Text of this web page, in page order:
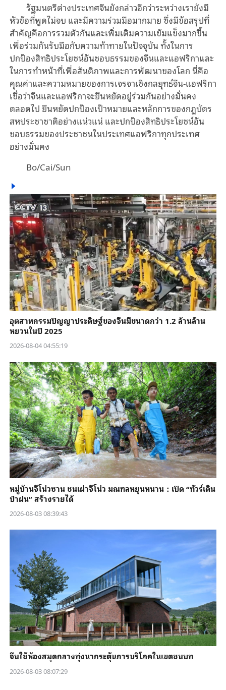
รัฐมนตรีต่างประเทศจีนยังกล่าวอีกว่าระหว่างเรายังมี
หัวข้อที่พูดไม่จบ และมีความร่วมมือมากมาย ซึ่งมีข้อสรุปที่
สำคัญคือการรวมตัวกันและเพิ่มเติมความเข้มแข็งมากขึ้น
เพื่อร่วมกันรับมือกับความท้าทายในปัจจุบัน ทั้งในการ
ปกป้องสิทธิประโยชน์อันชอบธรรมของจีนและแอฟริกาและ
ในการทำหน้าที่เพื่อสันติภาพและการพัฒนาของโลก นี่คือ
คุณค่าและความหมายของการเจรจาเชิงกลยุทธ์จีน-แอฟริกา
เชื่อว่าจีนและแอฟริกาจะยืนหยัดอยู่ร่วมกันอย่างมั่นคง
ตลอดไป ยืนหยัดปกป้องเป้าหมายและหลักการของกฎบัตร
สหประชาชาติอย่างแน่วแน่ และปกป้องสิทธิประโยชน์อัน
ชอบธรรมของประชาชนในประเทศแอฟริกาทุกประเทศ
อย่างมั่นคง
Bo/Cai/Sun
อุตสาหกรรมปัญญาประดิษฐ์ของจีนมีขนาดกว่า 1.2 ล้านล้าน
หยวนในปี 2025
2026-08-04 04:55:19
หมู่บ้านจีโน่วซาน ชนเผ่าจีโน่ว มณฑลหยุนหนาน：เปิด “ทัวร์เดิน
ป่าฝน” สร้างรายได้
2026-08-03 08:39:43
จีนใช้ห้องสมุดกลางทุ่งนากระตุ้นการบริโภคในเขตชนบท
2026-08-03 08:07:29